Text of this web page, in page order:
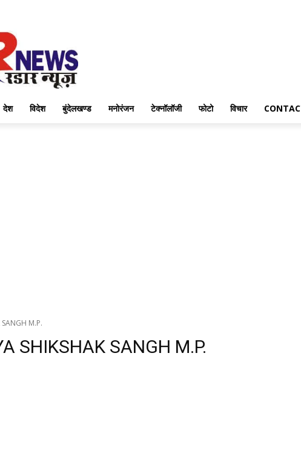
देश विदेश बुंदेलखण्ड मनोरंजन टेक्नॉलॉजी फोटो विचार
SANGH M.P.
SHIKSHAK SANGH M.P.